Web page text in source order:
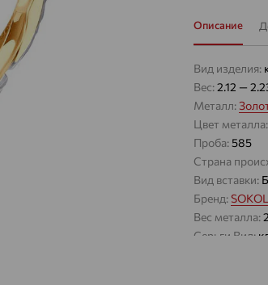
Описание
Вид изделия:
Вес:2.12 —
Металл:
Цвет
Проба:585
Страна
Вид вставки:
Бренд:
Вес металла:
Серьги Вид: